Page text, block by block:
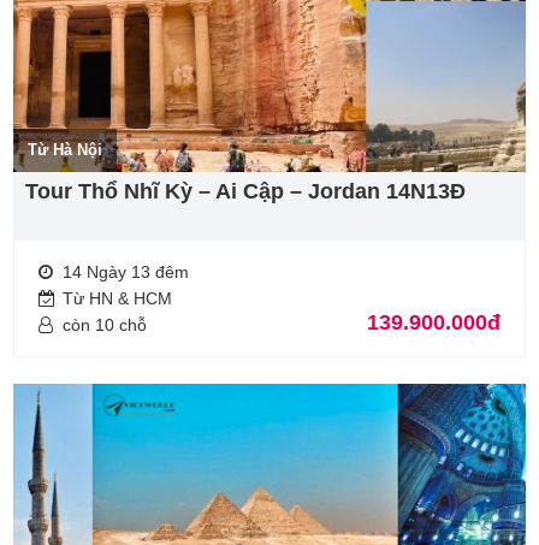
Từ Hà Nội
Tour Thổ Nhĩ Kỳ – Ai Cập – Jordan 14N13Đ
14 Ngày 13 đêm
Từ HN & HCM
còn 10 chỗ
139.900.000đ